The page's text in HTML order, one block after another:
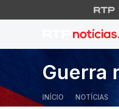
Guerra
Guerra
INÍCIO NOTÍCIAS